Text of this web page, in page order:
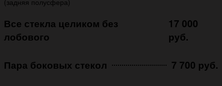
(задняя полусфера)
Все стекла целиком без
лобового
17 000
руб.
Пара боковых стекол 7 700 руб.